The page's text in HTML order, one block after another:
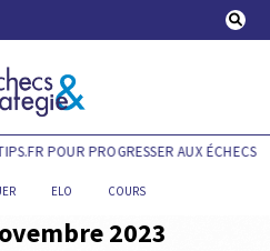
POUR PROGRESSER AUX ÉCHECS !
ELO COURS
2023